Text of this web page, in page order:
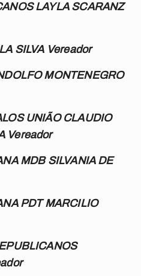
LAYLA SCARANZ
SILVA Vereador
MONTENEGRO
UNIÃO CLAUDIO
Vereador
MDB SILVANIA DE
PDT MARCILIO